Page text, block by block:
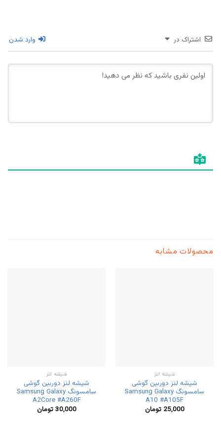
اشتراک در وارد شدن
محصولات مشابه
شیشه لنز
شیشه لنز دوربین گوشی
سامسونگ Samsung Galaxy
A10 #A105F
25,000 تومان
شیشه لنز
شیشه لنز دوربین گوشی
سامسونگ Samsung Galaxy
A2Core #A260F
30,000 تومان